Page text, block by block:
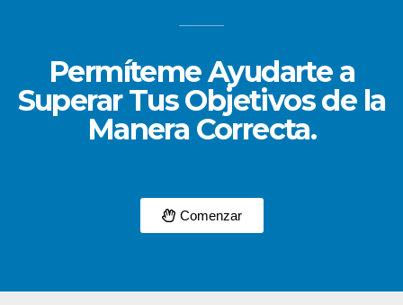
Permíteme Ayudarte a
Superar Tus Objetivos de la
Manera Correcta.
Comenzar